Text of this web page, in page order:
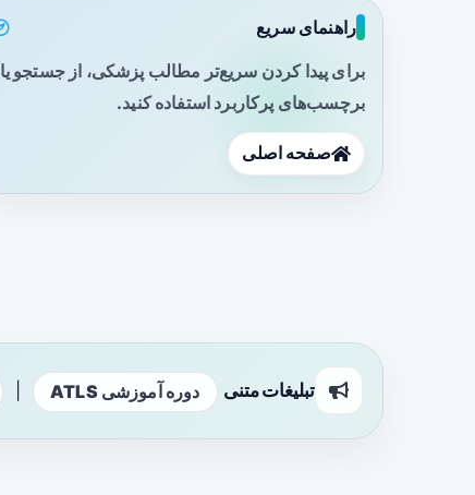
راهنمای سریع
برای پیدا کردن سریع‌تر مطالب پزشکی، از جستجو یا
برچسب‌های پرکاربرد استفاده کنید.
صفحه اصلی
تبلیغات متنی دوره آموزشی ATLS